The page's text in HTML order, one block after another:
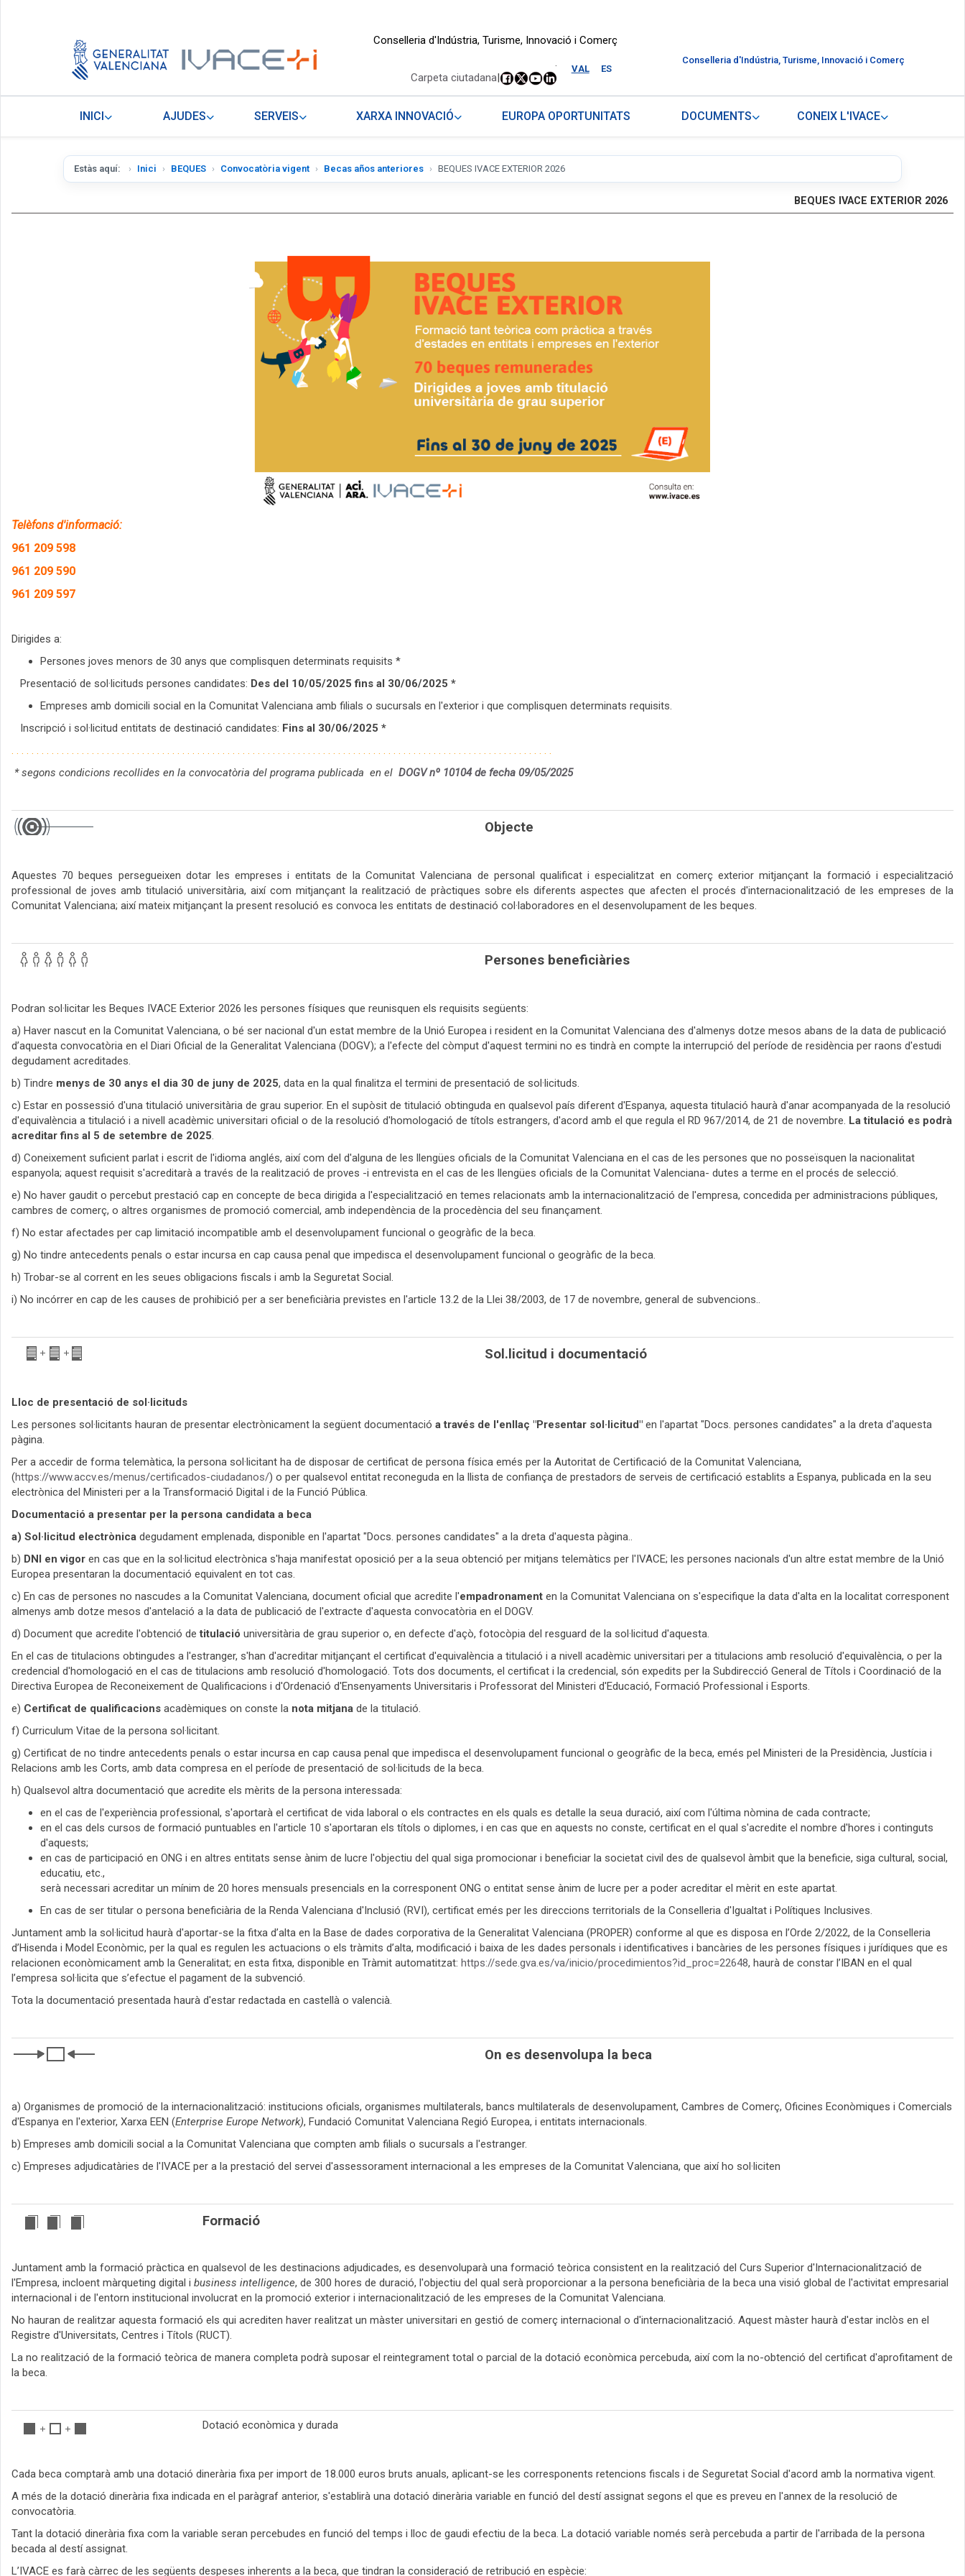
Conselleria d'Indústria, Turisme, Innovació i Comerç
VAL ES
.
Carpeta ciutadana|
Conselleria d'Indústria, Turisme, Innovació i Comerç
INICI AJUDES SERVEIS XARXA INNOVACIÓ EUROPA OPORTUNITATS DOCUMENTS CONEIX L'IVACE
Estàs aquí: Inici BEQUES Convocatòria vigent Becas años anteriores BEQUES IVACE EXTERIOR 2026
BEQUES IVACE EXTERIOR 2026
Telèfons d'informació:
961 209 598
961 209 590
961 209 597
Dirigides a:
Persones joves menors de 30 anys que complisquen determinats requisits *
Presentació de sol·licituds persones candidates: Des del 10/05/2025 fins al 30/06/2025 *
Empreses amb domicili social en la Comunitat Valenciana amb filials o sucursals en l'exterior i que complisquen determinats requisits.
Inscripció i sol·licitud entitats de destinació candidates: Fins al 30/06/2025 *
* segons condicions recollides en la convocatòria del programa publicada en el DOGV nº 10104 de fecha 09/05/2025
Objecte
Aquestes 70 beques persegueixen dotar les empreses i entitats de la Comunitat Valenciana de personal qualificat i especialitzat en comerç exterior mitjançant la formació i especialització
professional de joves amb titulació universitària, així com mitjançant la realització de pràctiques sobre els diferents aspectes que afecten el procés d'internacionalització de les empreses de la
Comunitat Valenciana; així mateix mitjançant la present resolució es convoca les entitats de destinació col·laboradores en el desenvolupament de les beques.
Persones beneficiàries
Podran sol·licitar les Beques IVACE Exterior 2026 les persones físiques que reunisquen els requisits següents:
a) Haver nascut en la Comunitat Valenciana, o bé ser nacional d'un estat membre de la Unió Europea i resident en la Comunitat Valenciana des d'almenys dotze mesos abans de la data de publicació
d’aquesta convocatòria en el Diari Oficial de la Generalitat Valenciana (DOGV); a l'efecte del còmput d'aquest termini no es tindrà en compte la interrupció del període de residència per raons d'estudi
degudament acreditades.
b) Tindre menys de 30 anys el dia 30 de juny de 2025, data en la qual finalitza el termini de presentació de sol·licituds.
c) Estar en possessió d'una titulació universitària de grau superior. En el supòsit de titulació obtinguda en qualsevol país diferent d'Espanya, aquesta titulació haurà d'anar acompanyada de la resolució
d'equivalència a titulació i a nivell acadèmic universitari oficial o de la resolució d'homologació de títols estrangers, d'acord amb el que regula el RD 967/2014, de 21 de novembre. La titulació es podrà
acreditar fins al 5 de setembre de 2025
d) Coneixement suficient parlat i escrit de l'idioma anglés, així com del d'alguna de les llengües oficials de la Comunitat Valenciana en el cas de les persones que no posseïsquen la nacionalitat
espanyola; aquest requisit s'acreditarà a través de la realització de proves -i entrevista en el cas de les llengües oficials de la Comunitat Valenciana- dutes a terme en el procés de selecció.
e) No haver gaudit o percebut prestació cap en concepte de beca dirigida a l'especialització en temes relacionats amb la internacionalització de l'empresa, concedida per administracions públiques,
cambres de comerç, o altres organismes de promoció comercial, amb independència de la procedència del seu finançament.
f) No estar afectades per cap limitació incompatible amb el desenvolupament funcional o geogràfic de la beca.
g) No tindre antecedents penals o estar incursa en cap causa penal que impedisca el desenvolupament funcional o geogràfic de la beca.
h) Trobar-se al corrent en les seues obligacions fiscals i amb la Seguretat Social.
i) No incórrer en cap de les causes de prohibició per a ser beneficiària previstes en l'article 13.2 de la Llei 38/2003, de 17 de novembre, general de subvencions..
Sol.licitud i documentació
Lloc de presentació de sol·licituds
Les persones sol·licitants hauran de presentar electrònicament la següent documentació a través de l'enllaç "Presentar sol·licitud" en l'apartat "Docs. persones candidates" a la dreta d'aquesta
pàgina.
Per a accedir de forma telemàtica, la persona sol·licitant ha de disposar de certificat de persona física emés per la Autoritat de Certificació de la Comunitat Valenciana,
(https://www.accv.es/menus/certificados-ciudadanos/) o per qualsevol entitat reconeguda en la llista de confiança de prestadors de serveis de certificació establits a Espanya, publicada en la seu
electrònica del Ministeri per a la Transformació Digital i de la Funció Pública.
Documentació a presentar per la persona candidata a beca
a) Sol·licitud electrònica degudament emplenada, disponible en l'apartat "Docs. persones candidates" a la dreta d'aquesta pàgina..
b) DNI en vigor en cas que en la sol·licitud electrònica s'haja manifestat oposició per a la seua obtenció per mitjans telemàtics per l'IVACE; les persones nacionals d'un altre estat membre de la Unió
Europea presentaran la documentació equivalent en tot cas.
c) En cas de persones no nascudes a la Comunitat Valenciana, document oficial que acredite l'empadronament en la Comunitat Valenciana on s'especifique la data d'alta en la localitat corresponent
almenys amb dotze mesos d'antelació a la data de publicació de l'extracte d'aquesta convocatòria en el DOGV.
d) Document que acredite l'obtenció detitulació universitària de grau superior o, en defecte d'açò, fotocòpia del resguard de la sol·licitud d'aquesta.
En el cas de titulacions obtingudes a l'estranger, s'han d'acreditar mitjançant el certificat d'equivalència a titulació i a nivell acadèmic universitari per a titulacions amb resolució d'equivalència, o per la
credencial d'homologació en el cas de titulacions amb resolució d'homologació. Tots dos documents, el certificat i la credencial, són expedits per la Subdirecció General de Títols i Coordinació de la
Directiva Europea de Reconeixement de Qualificacions i d'Ordenació d'Ensenyaments Universitaris i Professorat del Ministeri d'Educació, Formació Professional i Esports.
e) Certificat de qualificacions acadèmiques on conste la nota mitjana de la titulació.
f) Curriculum Vitae de la persona sol·licitant.
g) Certificat de no tindre antecedents penals o estar incursa en cap causa penal que impedisca el desenvolupament funcional o geogràfic de la beca, emés pel Ministeri de la Presidència, Justícia i
Relacions amb les Corts, amb data compresa en el període de presentació de sol·licituds de la beca.
h) Qualsevol altra documentació que acredite els mèrits de la persona interessada:
en el cas de l'experiència professional, s'aportarà el certificat de vida laboral o els contractes en els quals es detalle la seua duració, així com l'última nòmina de cada contracte;
en el cas dels cursos de formació puntuables en l'article 10 s'aportaran els títols o diplomes, i en cas que en aquests no conste, certificat en el qual s'acredite el nombre d'hores i continguts
d'aquests;
en cas de participació en ONG i en altres entitats sense ànim de lucre l'objectiu del qual siga promocionar i beneficiar la societat civil des de qualsevol àmbit que la beneficie, siga cultural, social,
educatiu, etc.,
serà necessari acreditar un mínim de 20 hores mensuals presencials en la corresponent ONG o entitat sense ànim de lucre per a poder acreditar el mèrit en este apartat.
En cas de ser titular o persona beneficiària de la Renda Valenciana d'Inclusió (RVI), certificat emés per les direccions territorials de la Conselleria d'Igualtat i Polítiques Inclusives.
Juntament amb la sol·licitud haurà d'aportar-se la fitxa d’alta en la Base de dades corporativa de la Generalitat Valenciana (PROPER) conforme al que es disposa en l’Orde 2/2022, de la Conselleria
d’Hisenda i Model Econòmic, per la qual es regulen les actuacions o els tràmits d’alta, modificació i baixa de les dades personals i identificatives i bancàries de les persones físiques i jurídiques que es
relacionen econòmicament amb la Generalitat; en esta fitxa, disponible en Tràmit automatitzat: https://sede.gva.es/va/inicio/procedimientos?id_proc=22648, haurà de constar l’IBAN en el qual
l’empresa sol·licita que s’efectue el pagament de la subvenció.
Tota la documentació presentada haurà d'estar redactada en castellà o valencià.
On es desenvolupa la beca
a) Organismes de promoció de la internacionalització: institucions oficials, organismes multilaterals, bancs multilaterals de desenvolupament, Cambres de Comerç, Oficines Econòmiques i Comercials
d'Espanya en l'exterior, Xarxa EEN (Enterprise Europe Network), Fundació Comunitat Valenciana Regió Europea, i entitats internacionals.
b) Empreses amb domicili social a la Comunitat Valenciana que compten amb filials o sucursals a l'estranger.
c) Empreses adjudicatàries de l'IVACE per a la prestació del servei d'assessorament internacional a les empreses de la Comunitat Valenciana, que així ho sol·liciten
Formació
Juntament amb la formació pràctica en qualsevol de les destinacions adjudicades, es desenvoluparà una formació teòrica consistent en la realització del Curs Superior d'Internacionalització de
l'Empresa, incloent màrqueting digital i business intelligence, de 300 hores de duració, l'objectiu del qual serà proporcionar a la persona beneficiària de la beca una visió global de l'activitat empresarial
internacional i de l'entorn institucional involucrat en la promoció exterior i internacionalització de les empreses de la Comunitat Valenciana.
No hauran de realitzar aquesta formació els qui acrediten haver realitzat un màster universitari en gestió de comerç internacional o d'internacionalització. Aquest màster haurà d'estar inclòs en el
Registre d'Universitats, Centres i Títols (RUCT).
La no realització de la formació teòrica de manera completa podrà suposar el reintegrament total o parcial de la dotació econòmica percebuda, així com la no-obtenció del certificat d'aprofitament de
la beca.
Dotació econòmica y durada
Cada beca comptarà amb una dotació dinerària fixa per import de 18.000 euros bruts anuals, aplicant-se les corresponents retencions fiscals i de Seguretat Social d'acord amb la normativa vigent.
A més de la dotació dinerària fixa indicada en el paràgraf anterior, s'establirà una dotació dinerària variable en funció del destí assignat segons el que es preveu en l'annex de la resolució de
convocatòria.
Tant la dotació dinerària fixa com la variable seran percebudes en funció del temps i lloc de gaudi efectiu de la beca. La dotació variable només serà percebuda a partir de l'arribada de la persona
becada al destí assignat.
L’IVACE es farà càrrec de les següents despeses inherents a la beca, que tindran la consideració de retribució en espècie: